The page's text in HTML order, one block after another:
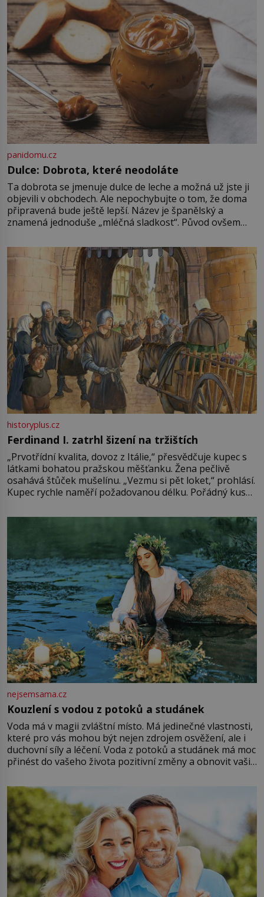
vynalézavosti. Když dnes vezmeme
[…]
panidomu.cz
Dulce: Dobrota, které neodoláte
Ta dobrota se jmenuje dulce de leche a možná už jste ji
objevili v obchodech. Ale nepochybujte o tom, že doma
připravená bude ještě lepší. Název je španělský a
znamená jednoduše „mléčná sladkost“. Původ ovšem
pře hned několik latinskoamerických zemí a k tomu
Francie, kde se traduje,
historyplus.cz
Ferdinand I. zatrhl šizení na tržištích
„Prvotřídní kvalita, dovoz z Itálie,“ přesvědčuje kupec s
látkami bohatou pražskou měšťanku. Žena pečlivě
osahává štůček mušelínu. „Vezmu si pět loket,“ prohlásí.
Kupec rychle naměří požadovanou délku. Pořádný kus
milostpaní. Stačí jenom na sukni,“ zhodnotí švadlena
množství růžového mušelínu. „Ošidili vás, podívejte.“
Vezme do ruky dřevěnou
nejsemsama.cz
Kouzlení s vodou z potoků a studánek
Voda má v magii zvláštní místo. Má jedinečné vlastnosti,
které pro vás mohou být nejen zdrojem osvěžení, ale i
duchovní síly a léčení. Voda z potoků a studánek má moc
přinést do vašeho života pozitivní změny a obnovit vaši
můžete obohatit své rituály a přinést do svého života
větší harmonii a klid. Je důležité